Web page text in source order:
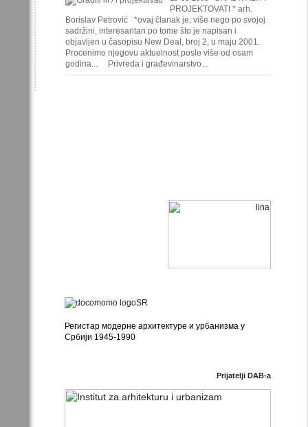
PROJEKTOVATI * arh.
Borislav Petrović *ovaj članak je, više nego po svojoj
sadržini, interesantan po tome što je napisan i
objavljen u časopisu New Deal, broj 2, u maju 2001.
Procenimo njegovu aktuelnost posle više od osam
godina... Privreda i građevinarstvo...
Регистар модерне архитектуре и урбанизма у
Србији 1945-1990
Prijatelji DAB-a